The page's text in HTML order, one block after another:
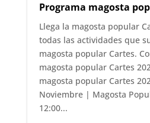
Programa magosta
Llega la magosta popular
todas las actividades que
magosta popular Cartes.
magosta popular Cartes
magosta popular Cartes
Noviembre | Magosta
12:00...